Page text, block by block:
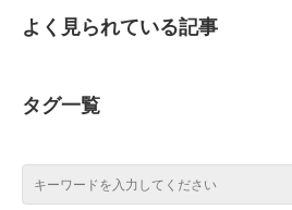
よく見られている記事
タグ一覧